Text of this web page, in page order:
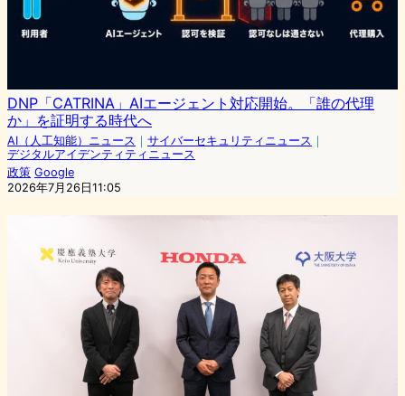
DNP「CATRINA」AIエージェント対応開始。「誰の代理
か」を証明する時代へ
AI（人工知能）ニュース ｜ サイバーセキュリティニュース ｜
デジタルアイデンティティニュース
政策 Google
2026年7月26日11:05